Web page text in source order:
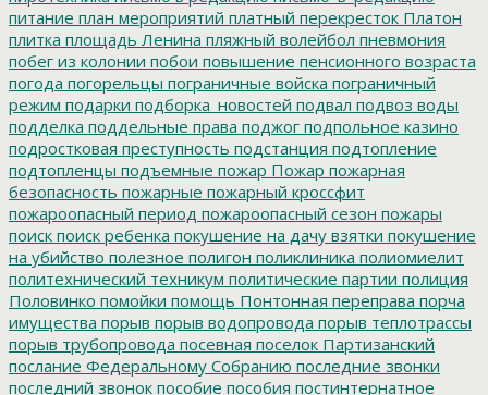
питание план мероприятий платный перекресток Платон
плитка площадь Ленина пляжный волейбол пневмония
побег из колонии побои повышение пенсионного возраста
погода погорельцы пограничные войска пограничный
режим подарки подборка_новостей подвал подвоз воды
подделка поддельные права поджог подпольное казино
подростковая преступность подстанция подтопление
подтопленцы подъемные пожар Пожар пожарная
безопасность пожарные пожарный кроссфит
пожароопасный период пожароопасный сезон пожары
поиск поиск ребенка покушение на дачу взятки покушение
на убийство полезное полигон поликлиника полиомиелит
политехнический техникум политические партии полиция
Половинко помойки помощь Понтонная переправа порча
имущества порыв порыв водопровода порыв теплотрассы
порыв трубопровода посевная поселок Партизанский
послание Федеральному Собранию последние звонки
последний звонок пособие пособия постинтернатное